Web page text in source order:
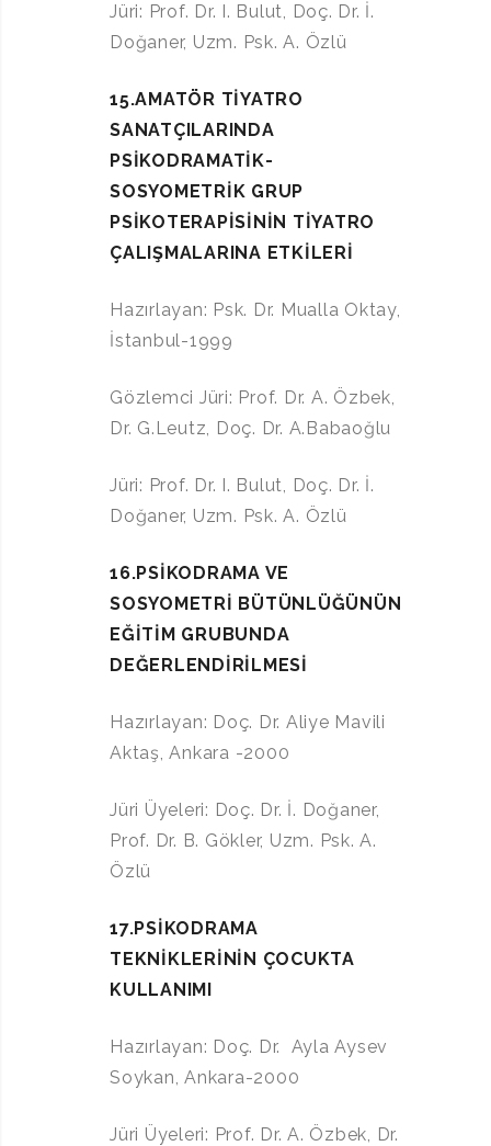
Jüri: Prof. Dr. I. Bulut, Doç. Dr. İ.
Doğaner, Uzm. Psk. A. Özlü
15.AMATÖR TİYATRO
SANATÇILARINDA
PSİKODRAMATİK-
SOSYOMETRİK GRUP
PSİKOTERAPİSİNİN TİYATRO
ÇALIŞMALARINA ETKİLERİ
Hazırlayan: Psk. Dr. Mualla Oktay,
İstanbul-1999
Gözlemci Jüri: Prof. Dr. A. Özbek,
Dr. G.Leutz, Doç. Dr. A.Babaoğlu
Jüri: Prof. Dr. I. Bulut, Doç. Dr. İ.
Doğaner, Uzm. Psk. A. Özlü
16.PSİKODRAMA VE
SOSYOMETRİ BÜTÜNLÜĞÜNÜN
EĞİTİM GRUBUNDA
DEĞERLENDİRİLMESİ
Hazırlayan: Doç. Dr. Aliye Mavili
Aktaş, Ankara -2000
Jüri Üyeleri: Doç. Dr. İ. Doğaner,
Prof. Dr. B. Gökler, Uzm. Psk. A.
Özlü
17.PSİKODRAMA
TEKNİKLERİNİN ÇOCUKTA
KULLANIMI
Hazırlayan: Doç. Dr. Ayla Aysev
Soykan, Ankara-2000
Jüri Üyeleri: Prof. Dr. A. Özbek, Dr.